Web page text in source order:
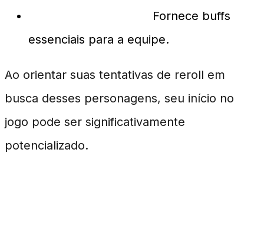
Fornece buffs
essenciais para a equipe.
Ao orientar suas tentativas de reroll em
busca desses personagens, seu início no
jogo pode ser significativamente
potencializado.